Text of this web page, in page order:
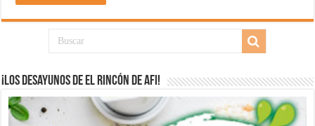
¡Los desayunos de El Rincón de Afi!